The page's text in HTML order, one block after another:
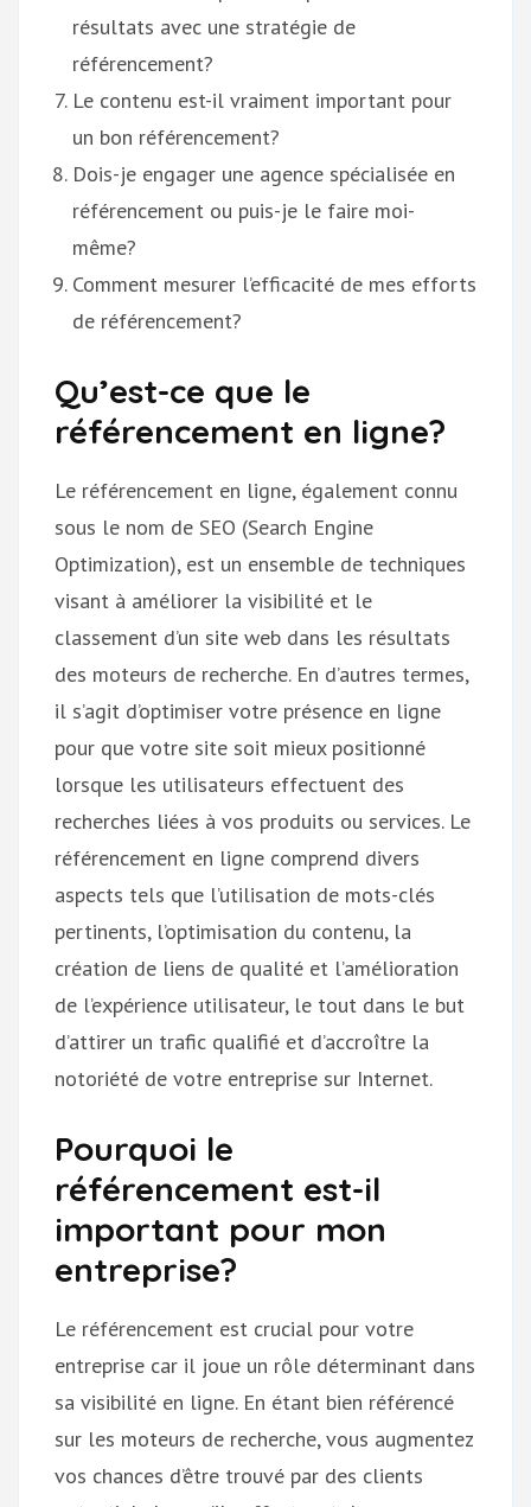
résultats avec une stratégie de
référencement?
Le contenu est-il vraiment important pour
un bon référencement?
Dois-je engager une agence spécialisée en
référencement ou puis-je le faire moi-
même?
Comment mesurer l’efficacité de mes efforts
de référencement?
Qu’est-ce que le
référencement en ligne?
Le référencement en ligne, également connu
sous le nom de SEO (Search Engine
Optimization), est un ensemble de techniques
visant à améliorer la visibilité et le
classement d’un site web dans les résultats
des moteurs de recherche. En d’autres termes,
il s’agit d’optimiser votre présence en ligne
pour que votre site soit mieux positionné
lorsque les utilisateurs effectuent des
recherches liées à vos produits ou services. Le
référencement en ligne comprend divers
aspects tels que l’utilisation de mots-clés
pertinents, l’optimisation du contenu, la
création de liens de qualité et l’amélioration
de l’expérience utilisateur, le tout dans le but
d’attirer un trafic qualifié et d’accroître la
notoriété de votre entreprise sur Internet.
Pourquoi le
référencement est-il
important pour mon
entreprise?
Le référencement est crucial pour votre
entreprise car il joue un rôle déterminant dans
sa visibilité en ligne. En étant bien référencé
sur les moteurs de recherche, vous augmentez
vos chances d’être trouvé par des clients